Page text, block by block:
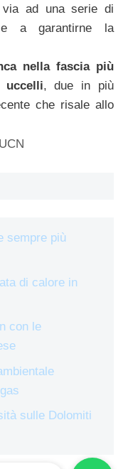
ad una serie di
a garantirne la
nella fascia più
, due in più
che risale allo
sempre più
di calore in
con le
sulle Dolomiti